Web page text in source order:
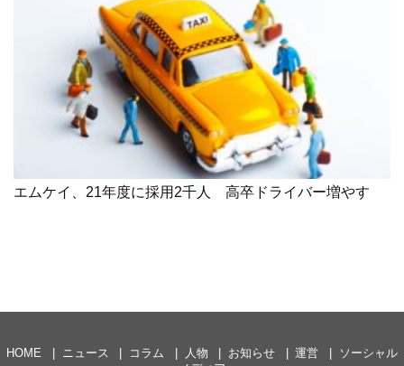
エムケイ、21年度に採用2千人 高卒ドライバー増やす
HOME ニュース コラム 人物 お知らせ 運営
ソーシャル